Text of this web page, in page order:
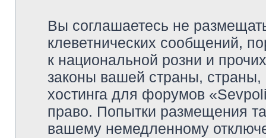
Вы соглашаетесь не
клеветнических сообщений,
к национальной розни и
законы вашей страны, страны,
хостинга для форумов
право. Попытки размещения
вашему немедленному